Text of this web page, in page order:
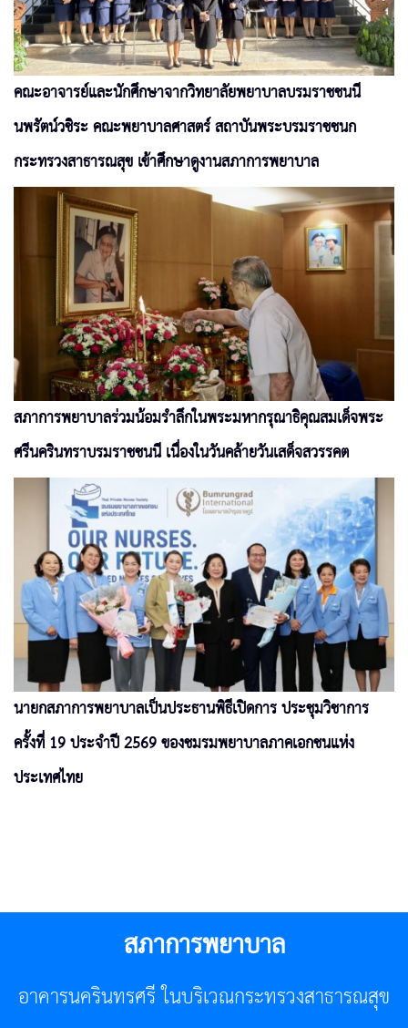
คณะอาจารย์และนักศึกษาจากวิทยาลัยพยาบาลบรมราชชนนี
นพรัตน์วชิระ คณะพยาบาลศาสตร์ สถาบันพระบรมราชชนก
กระทรวงสาธารณสุข เข้าศึกษาดูงานสภาการพยาบาล
สภาการพยาบาลร่วมน้อมรำลึกในพระมหากรุณาธิคุณสมเด็จพระ
ศรีนครินทราบรมราชชนนี เนื่องในวันคล้ายวันเสด็จสวรรคต
นายกสภาการพยาบาลเป็นประธานพิธีเปิดการ ประชุมวิชาการ
ครั้งที่ 19 ประจำปี 2569 ของชมรมพยาบาลภาคเอกชนแห่ง
ประเทศไทย
สภาการพยาบาล
อาคารนครินทรศรี ในบริเวณกระทรวงสาธารณสุข